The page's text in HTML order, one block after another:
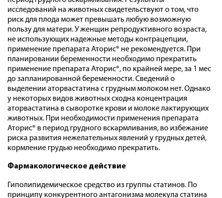
исследований на животных свидетельствуют о том, что
риск для плода может превышать любую возможную
пользу для матери. У женщин репродуктивного возраста,
не использующих надежные методы контрацепции,
применение препарата Аторис® не рекомендуется. При
планировании беременности необходимо прекратить
применение препарата Аторис®, по крайней мере, за 1 мес
до запланированной беременности. Сведений о
выделении аторвастатина с грудным молоком нет. Однако
у некоторых видов животных сходна концентрация
аторвастатина в сыворотке крови и молоке лактирующих
животных. При необходимости применения препарата
Аторис® в период грудного вскармливания, во избежание
риска развития нежелательных явлений у грудных детей,
кормление грудью необходимо прекратить.
Фармакологическое действие
Гиполипидемическое средство из группы статинов. По
принципу конкурентного антагонизма молекула статина